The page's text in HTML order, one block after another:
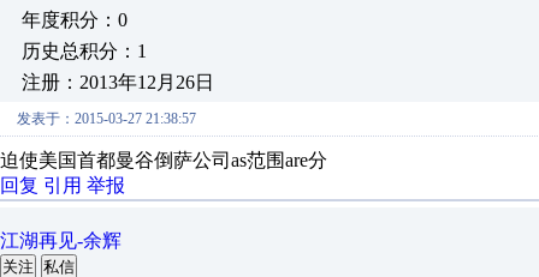
年度积分：0
历史总积分：1
注册：2013年12月26日
发表于：2015-03-27 21:38:57
迫使美国首都曼谷倒萨公司as范围are分
回复 引用 举报
江湖再见-余辉
关注 私信